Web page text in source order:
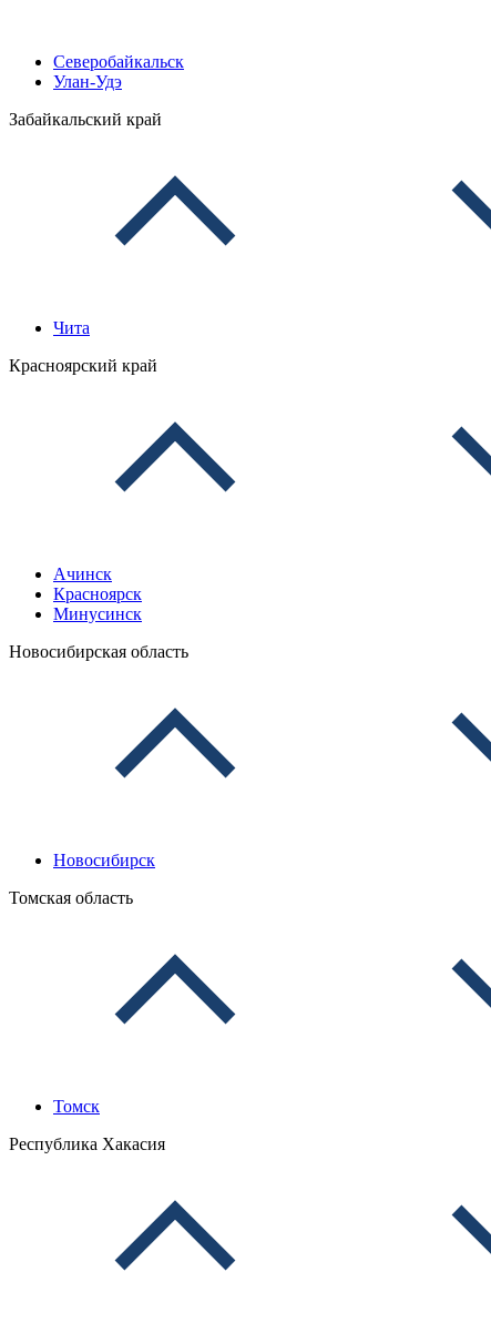
Северобайкальск
Улан-Удэ
Забайкальский край
Чита
Красноярский край
Ачинск
Красноярск
Минусинск
Новосибирская область
Новосибирск
Томская область
Томск
Республика Хакасия